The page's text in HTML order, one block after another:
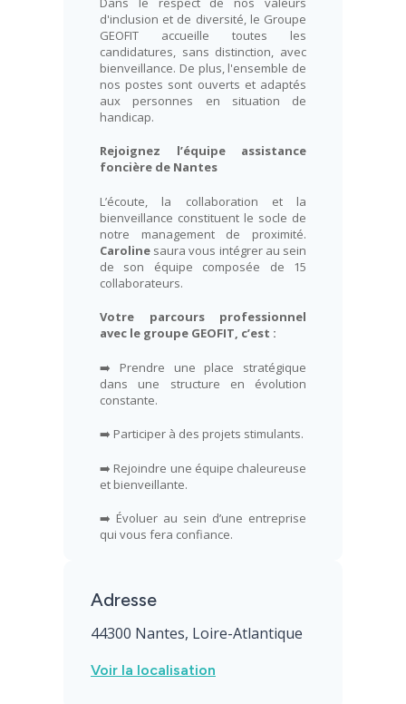
d'inclusion et de diversité, le Groupe
GEOFIT accueille toutes les
candidatures, sans distinction, avec
bienveillance. De plus, l'ensemble de
nos postes sont ouverts et adaptés
aux personnes en situation de
handicap.
Rejoignez l’équipe assistance
foncière de Nantes
L’écoute, la collaboration et la
bienveillance constituent le socle de
notre management de proximité.
Caroline saura vous intégrer au sein
de son équipe composée de 15
collaborateurs.
Votre parcours professionnel
avec le groupe GEOFIT, c’est :
➡️ Prendre une place stratégique
dans une structure en évolution
constante.
➡️ Participer à des projets stimulants.
➡️ Rejoindre une équipe chaleureuse
et bienveillante.
➡️ Évoluer au sein d’une entreprise
qui vous fera confiance.
Adresse
44300 Nantes, Loire-Atlantique
Voir la localisation